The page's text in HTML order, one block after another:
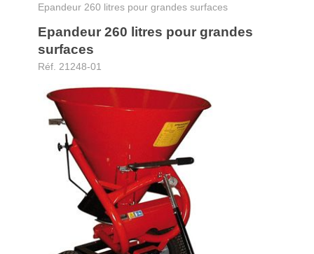
Epandeur 260 litres pour grandes surfaces
Epandeur 260 litres pour grandes
surfaces
Réf. 21248-01